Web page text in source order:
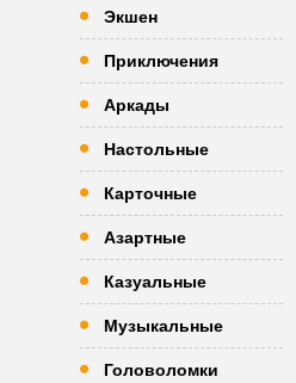
Экшен
Приключения
Аркады
Настольные
Карточные
Азартные
Казуальные
Музыкальные
Головоломки